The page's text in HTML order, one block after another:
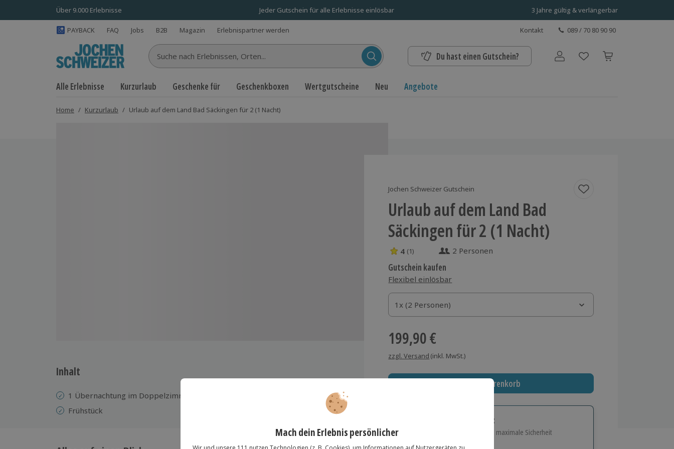
Über 9.000 Erlebnisse Jeder Gutschein für alle Erlebnisse einlösbar 3 Jahre gültig & verlängerbar
PAYBACK FAQ Jobs B2B Magazin Erlebnispartner werden Kontakt 089 / 70 80 90 90
Suche nach Erlebnissen... Du hast einen Gutschein? Benutzerkonto
Alle Erlebnisse Kurzurlaub Geschenke für Geschenkboxen Wertgutscheine Neu Angebote
Home / Kurzurlaub / Urlaub auf dem Land Bad Säckingen für 2 (1 Nacht)
Jochen Schweizer Gutschein
Urlaub auf dem Land Bad
Säckingen für 2 (1 Nacht)
4 Sterne von 5 aus 1 Bewertungen
4 (1) 2 Personen
Gutschein kaufen
Flexibel einlösbar
1x (2 Personen)
1x (2 Personen)
1x (2 Personen)
199,90 €
zzgl. Versand (inkl. MwSt.)
In den Warenkorb
Immer das richtige Geschenk:
Große Auswahl, volle Flexibilität und maximale Sicherheit
Inhalt
1 Übernachtung im Doppelzimmer im Sapia Hotel Rheinsberg
Frühstück